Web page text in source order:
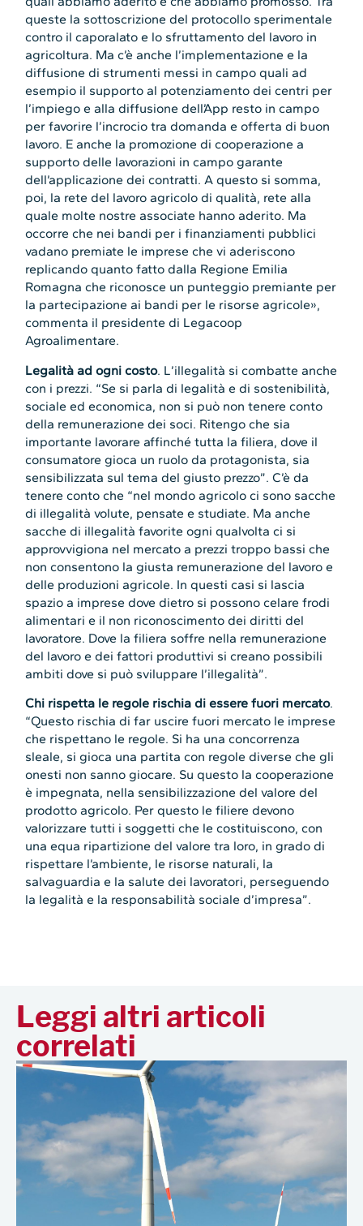
queste la sottoscrizione del protocollo sperimentale
contro il caporalato e lo sfruttamento del lavoro in
agricoltura. Ma c’è anche l’implementazione e la
diffusione di strumenti messi in campo quali ad
esempio il supporto al potenziamento dei centri per
l’impiego e alla diffusione dell’App resto in campo
per favorire l’incrocio tra domanda e offerta di buon
lavoro. E anche la promozione di cooperazione a
supporto delle lavorazioni in campo garante
dell’applicazione dei contratti. A questo si somma,
poi, la rete del lavoro agricolo di qualità, rete alla
quale molte nostre associate hanno aderito. Ma
occorre che nei bandi per i finanziamenti pubblici
vadano premiate le imprese che vi aderiscono
replicando quanto fatto dalla Regione Emilia
Romagna che riconosce un punteggio premiante per
la partecipazione ai bandi per le risorse agricole»,
commenta il presidente di Legacoop
Agroalimentare.
Legalità ad ogni costo. L’illegalità si combatte anche
con i prezzi. “Se si parla di legalità e di sostenibilità,
sociale ed economica, non si può non tenere conto
della remunerazione dei soci. Ritengo che sia
importante lavorare affinché tutta la filiera, dove il
consumatore gioca un ruolo da protagonista, sia
sensibilizzata sul tema del giusto prezzo”. C’è da
tenere conto che “nel mondo agricolo ci sono sacche
di illegalità volute, pensate e studiate. Ma anche
sacche di illegalità favorite ogni qualvolta ci si
approvvigiona nel mercato a prezzi troppo bassi che
non consentono la giusta remunerazione del lavoro e
delle produzioni agricole. In questi casi si lascia
spazio a imprese dove dietro si possono celare frodi
alimentari e il non riconoscimento dei diritti del
lavoratore. Dove la filiera soffre nella remunerazione
del lavoro e dei fattori produttivi si creano possibili
ambiti dove si può sviluppare l’illegalità”.
Chi rispetta le regole rischia di essere fuori mercato.
“Questo rischia di far uscire fuori mercato le imprese
che rispettano le regole. Si ha una concorrenza
sleale, si gioca una partita con regole diverse che gli
onesti non sanno giocare. Su questo la cooperazione
è impegnata, nella sensibilizzazione del valore del
prodotto agricolo. Per questo le filiere devono
valorizzare tutti i soggetti che le costituiscono, con
una equa ripartizione del valore tra loro, in grado di
rispettare l’ambiente, le risorse naturali, la
salvaguardia e la salute dei lavoratori, perseguendo
la legalità e la responsabilità sociale d’impresa”.
Leggi altri articoli
correlati